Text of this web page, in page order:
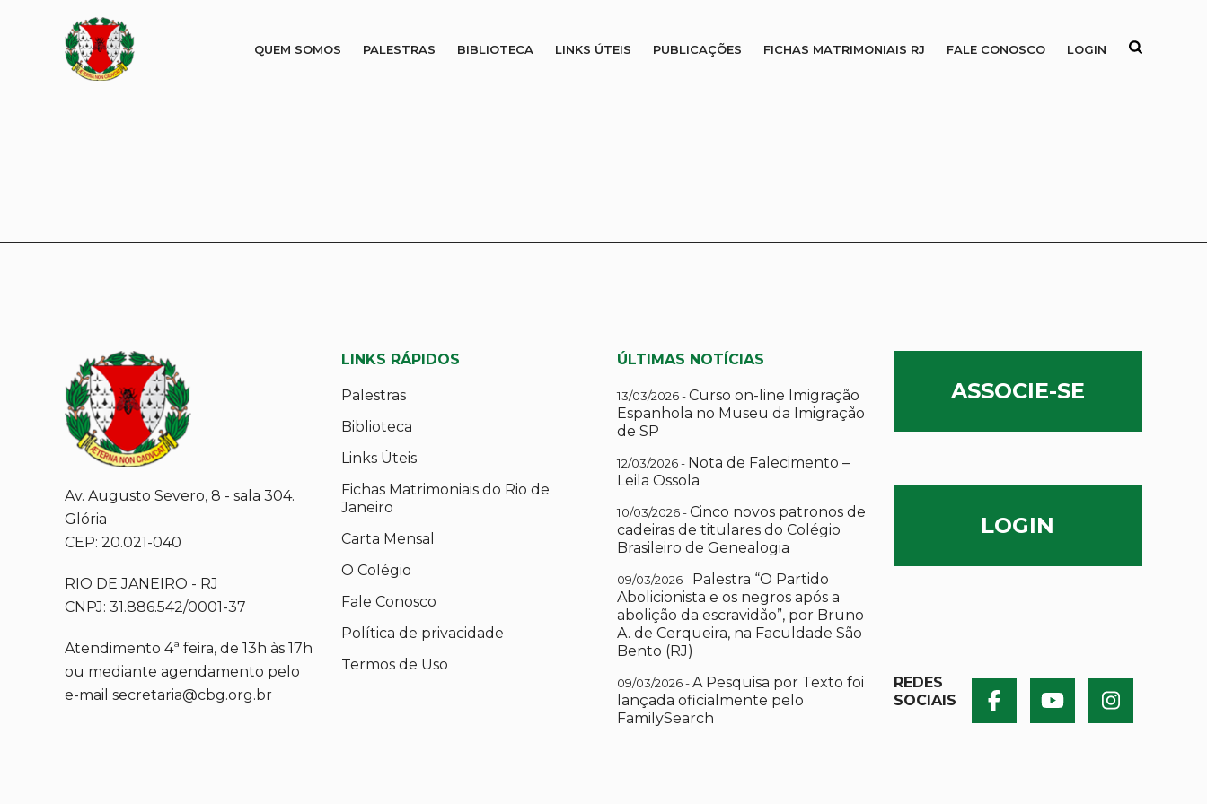
QUEM SOMOS PALESTRAS BIBLIOTECA LINKS ÚTEIS PUBLICAÇÕES FICHAS MATRIMONIAIS RJ FALE CONOSCO LOGIN
Av. Augusto Severo, 8 - sala 304.
Glória
CEP: 20.021-040
RIO DE JANEIRO - RJ
CNPJ: 31.886.542/0001-37
Atendimento 4ª feira, de 13h às 17h
ou mediante agendamento pelo
e-mail secretaria@cbg.org.br
LINKS RÁPIDOS
Palestras
Biblioteca
Links Úteis
Fichas Matrimoniais do Rio de
Janeiro
Carta Mensal
O Colégio
Fale Conosco
Política de privacidade
Termos de Uso
ÚLTIMAS NOTÍCIAS
13/03/2026 -Curso on-line Imigração
Espanhola no Museu da Imigração
de SP
12/03/2026 - Nota de Falecimento –
Leila Ossola
10/03/2026 -Cinco novos patronos de
cadeiras de titulares do Colégio
Brasileiro de Genealogia
09/03/2026 - Palestra “O Partido
Abolicionista e os negros após a
abolição da escravidão”, por Bruno
A. de Cerqueira, na Faculdade São
Bento (RJ)
09/03/2026 -A Pesquisa por Texto foi
lançada oficialmente pelo
FamilySearch
ASSOCIE-SE
LOGIN
REDES
SOCIAIS